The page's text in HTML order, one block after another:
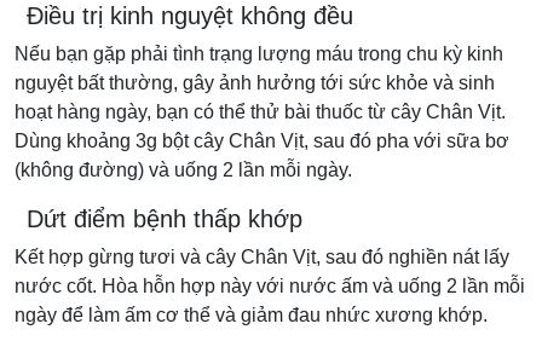
Điều trị kinh nguyệt không đều
Nếu bạn gặp phải tình trạng lượng máu trong chu kỳ kinh
nguyệt bất thường, gây ảnh hưởng tới sức khỏe và sinh
hoạt hàng ngày, bạn có thể thử bài thuốc từ cây Chân Vịt.
Dùng khoảng 3g bột cây Chân Vịt, sau đó pha với sữa bơ
(không đường) và uống 2 lần mỗi ngày.
Dứt điểm bệnh thấp khớp
Kết hợp gừng tươi và cây Chân Vịt, sau đó nghiền nát lấy
nước cốt. Hòa hỗn hợp này với nước ấm và uống 2 lần mỗi
ngày để làm ấm cơ thể và giảm đau nhức xương khớp.